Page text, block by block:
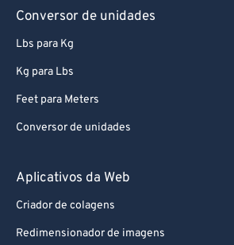
Conversor de unidades
Lbs para Kg
Kg para Lbs
Feet para Meters
Conversor de unidades
Aplicativos da Web
Criador de colagens
Redimensionador de imagens